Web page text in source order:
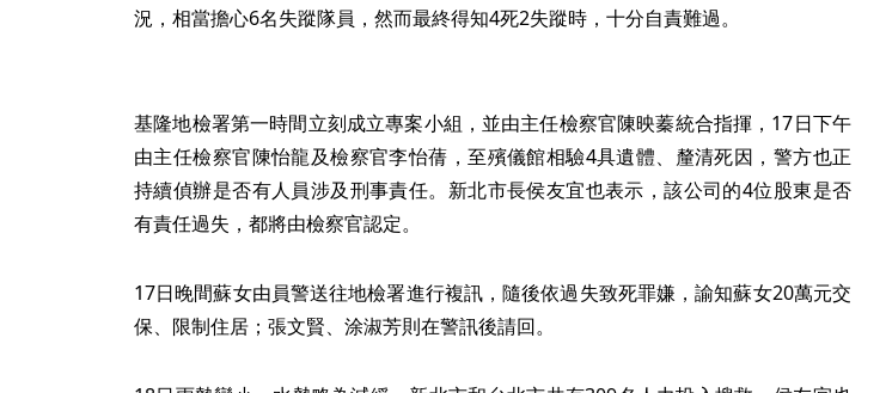
況，相當擔心6名失蹤隊員，然而最終得知4死2失蹤時，十分自責難過。
基隆地檢署第一時間立刻成立專案小組，並由主任檢察官陳映蓁統合指揮，17日下午
由主任檢察官陳怡龍及檢察官李怡蒨，至殯儀館相驗4具遺體、釐清死因，警方也正
持續偵辦是否有人員涉及刑事責任。新北市長侯友宜也表示，該公司的4位股東是否
有責任過失，都將由檢察官認定。
17日晚間蘇女由員警送往地檢署進行複訊，隨後依過失致死罪嫌，諭知蘇女20萬元交
保、限制住居；張文賢、涂淑芳則在警訊後請回。